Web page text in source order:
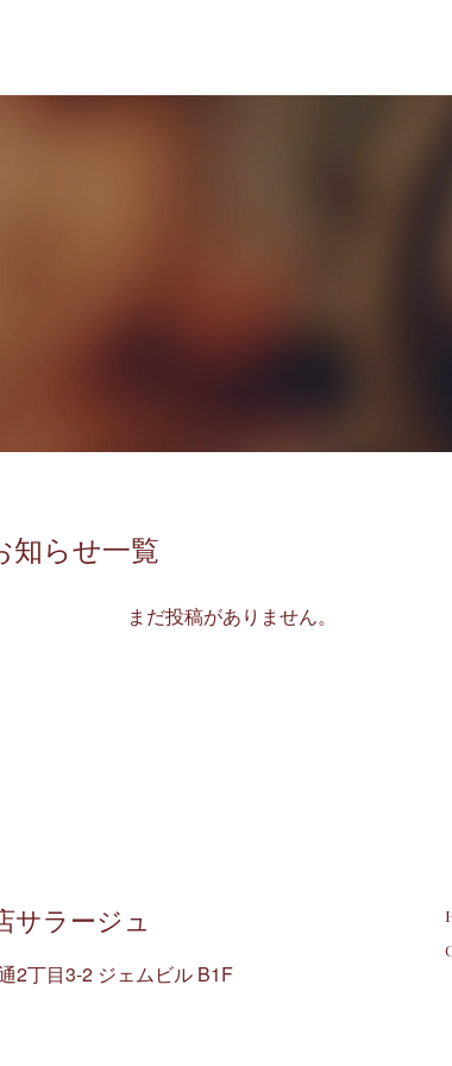
ら せ 一 覧
まだ投稿があり ま せ ん 。
ラ ー ジ ュ
2丁目3-2 ジェムビル B 1 F